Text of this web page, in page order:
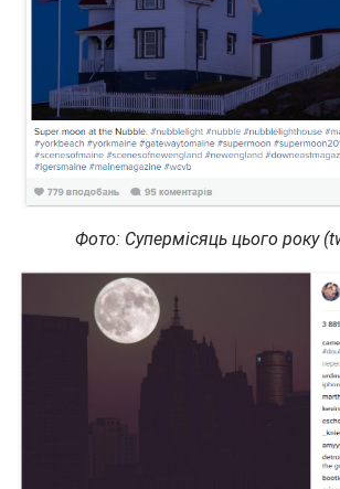
Фото: Супермісяць цього року